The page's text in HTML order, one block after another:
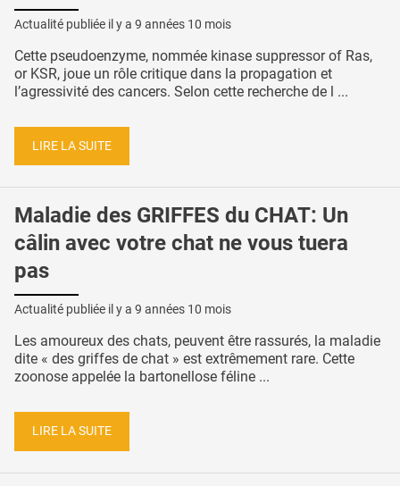
Actualité publiée il y a 9 années 10 mois
Cette pseudoenzyme, nommée kinase suppressor of Ras,
or KSR, joue un rôle critique dans la propagation et
l’agressivité des cancers. Selon cette recherche de l ...
LIRE LA SUITE
Maladie des GRIFFES du CHAT: Un
câlin avec votre chat ne vous tuera
pas
Actualité publiée il y a 9 années 10 mois
Les amoureux des chats, peuvent être rassurés, la maladie
dite « des griffes de chat » est extrêmement rare. Cette
zoonose appelée la bartonellose féline ...
LIRE LA SUITE